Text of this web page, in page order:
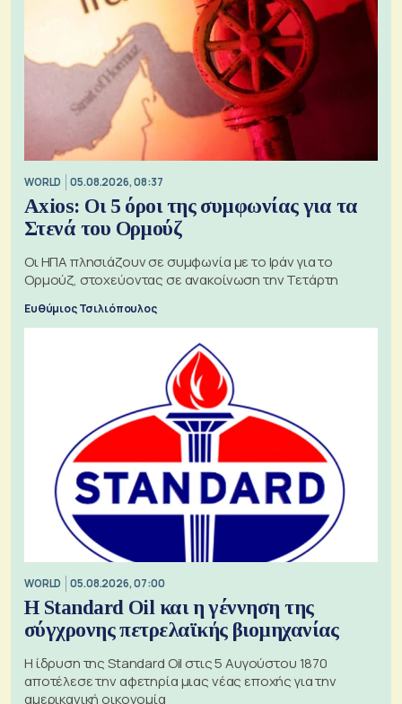
WORLD 05.08.2026, 08:37
Axios: Οι 5 όροι της συμφωνίας για τα
Στενά του Ορμούζ
Οι ΗΠΑ πλησιάζουν σε συμφωνία με το Ιράν για το
Ορμούζ, στοχεύοντας σε ανακοίνωση την Τετάρτη
Ευθύμιος Τσιλιόπουλος
WORLD 05.08.2026, 07:00
Η Standard Oil και η γέννηση της
σύγχρονης πετρελαϊκής βιομηχανίας
Η ίδρυση της Standard Oil στις 5 Αυγούστου 1870
αποτέλεσε την αφετηρία μιας νέας εποχής για την
αμερικανική οικονομία